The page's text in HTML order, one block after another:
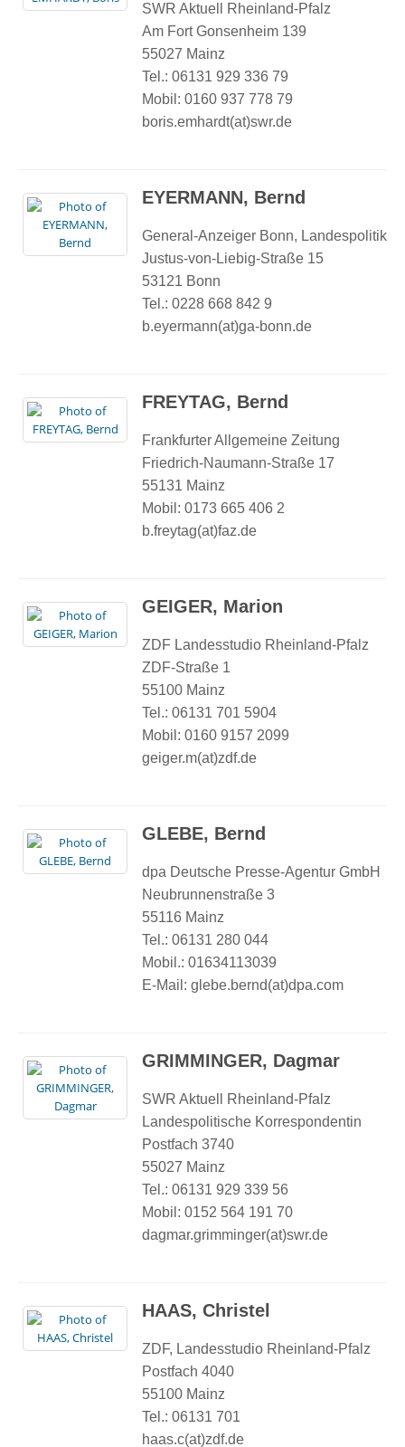
SWR Aktuell Rheinland-Pfalz
Am Fort Gonsenheim 139
55027 Mainz
Tel.: 06131 929 336 79
Mobil: 0160 937 778 79
boris.emhardt(at)swr.de
EYERMANN, Bernd
General-Anzeiger Bonn, Landespolitik
Justus-von-Liebig-Straße 15
53121 Bonn
Tel.: 0228 668 842 9
b.eyermann(at)ga-bonn.de
FREYTAG, Bernd
Frankfurter Allgemeine Zeitung
Friedrich-Naumann-Straße 17
55131 Mainz
Mobil: 0173 665 406 2
b.freytag(at)faz.de
GEIGER, Marion
ZDF Landesstudio Rheinland-Pfalz
ZDF-Straße 1
55100 Mainz
Tel.: 06131 701 5904
Mobil: 0160 9157 2099
geiger.m(at)zdf.de
GLEBE, Bernd
dpa Deutsche Presse-Agentur GmbH
Neubrunnenstraße 3
55116 Mainz
Tel.: 06131 280 044
Mobil.: 01634113039
E-Mail: glebe.bernd(at)dpa.com
GRIMMINGER, Dagmar
SWR Aktuell Rheinland-Pfalz
Landespolitische Korrespondentin
Postfach 3740
55027 Mainz
Tel.: 06131 929 339 56
Mobil: 0152 564 191 70
dagmar.grimminger(at)swr.de
HAAS, Christel
ZDF, Landesstudio Rheinland-Pfalz
Postfach 4040
55100 Mainz
Tel.: 06131 701
haas.c(at)zdf.de